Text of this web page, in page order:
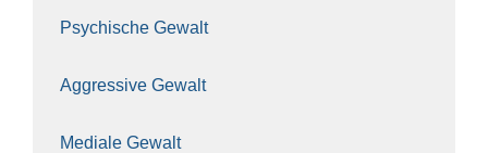
Psy­chi­sche Gewalt
Aggres­si­ve Gewalt
Media­le Gewalt